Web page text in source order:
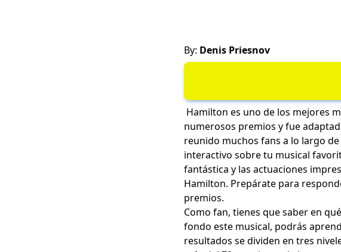
By: Denis Priesnov
Hamilton es uno de los mejores
numerosos premios y fue
reunido muchos fans a lo largo
interactivo sobre tu musical
fantástica y las actuaciones
Hamilton. Prepárate para
premios.
Como fan, tienes que saber en
fondo este musical, podrás
resultados se dividen en tres